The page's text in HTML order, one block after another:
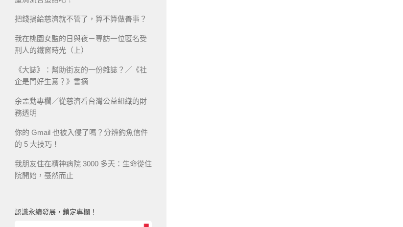
把錢捐給慈濟就不管了，算不算做善事？
我在桃園女監的日與夜－專訪一位匿名受
刑人的鐵窗時光（上）
《大誌》：幫助街友的一份雜誌？／《社
企是門好生意？》書摘
余孟勳專欄／從慈濟看台灣公益組織的財
務透明
你的 Gmail 也被入侵了嗎？分辨釣魚信件
的 5 大技巧！
我朋友住在精神病院 3000 多天：生命從住
院開始，戞然而止
認識永續發展，鎖定專欄！